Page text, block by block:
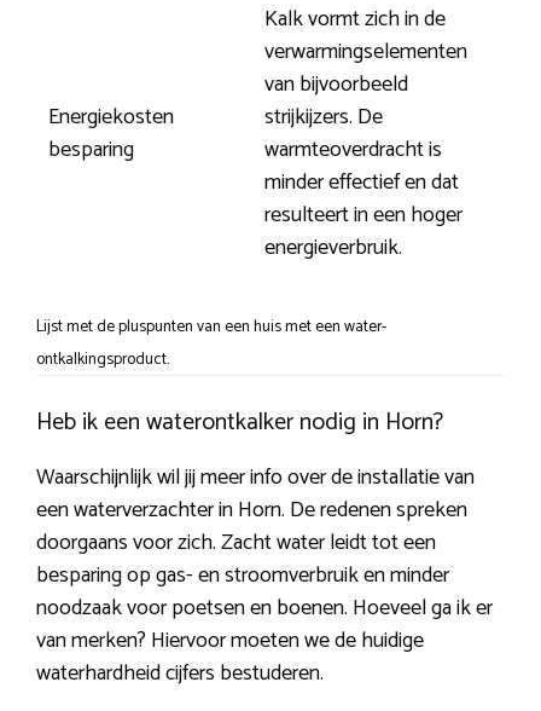
Energiekosten
besparing
Kalk vormt zich in de
verwarmingselementen
van bijvoorbeeld
strijkijzers. De
warmteoverdracht is
minder effectief en dat
resulteert in een hoger
energieverbruik.
Lijst met de pluspunten van een huis met een water-
ontkalkingsproduct.
Heb ik een waterontkalker nodig in Horn?
Waarschijnlijk wil jij meer info over de installatie van
een waterverzachter in Horn. De redenen spreken
doorgaans voor zich. Zacht water leidt tot een
besparing op gas- en stroomverbruik en minder
noodzaak voor poetsen en boenen. Hoeveel ga ik er
van merken? Hiervoor moeten we de huidige
waterhardheid cijfers bestuderen.